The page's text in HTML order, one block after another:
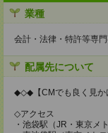
業種
会計・法律・特許等専
配属先について
◆◇◆【CMでも良く見
◇アクセス
・池袋駅（JR・東京メ